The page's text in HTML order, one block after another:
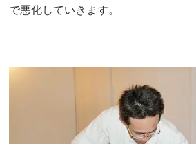
で悪化していきます。